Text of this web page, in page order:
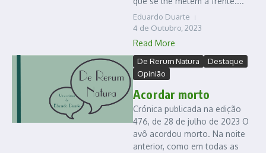
Eduardo Duarte
4 de Outubro, 2023
Read More
De Rerum Natura
Destaque
Opinião
Acordar morto
Crónica publicada na edição
476, de 28 de julho de 2023 O
avô acordou morto. Na noite
anterior, como em todas as